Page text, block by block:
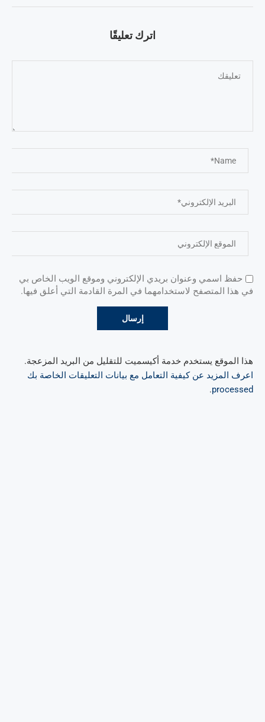
اترك تعليقًا
حفظ اسمي وعنوان بريدي الإلكتروني وموقع الويب الخاص بي
في هذا المتصفح لاستخدامهما في المرة القادمة التي أعلق فيها.
هذا الموقع يستخدم خدمة أكيسميت للتقليل من البريد المزعجة.
اعرف المزيد عن كيفية التعامل مع بيانات التعليقات الخاصة بك
processed
.